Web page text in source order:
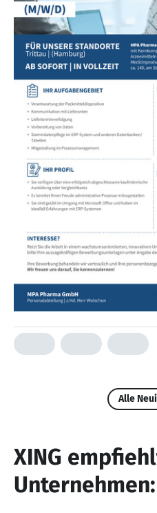
Alle
XING
Unternehmen: